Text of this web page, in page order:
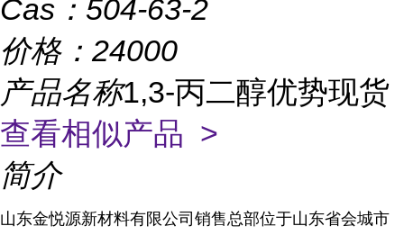
Cas： 504-63-2
价格： 24000
产品名称1,3-丙二醇优势现货
查看相似产品 >
简介
山东金悦源新材料有限公司销售总部位于山东省会城市